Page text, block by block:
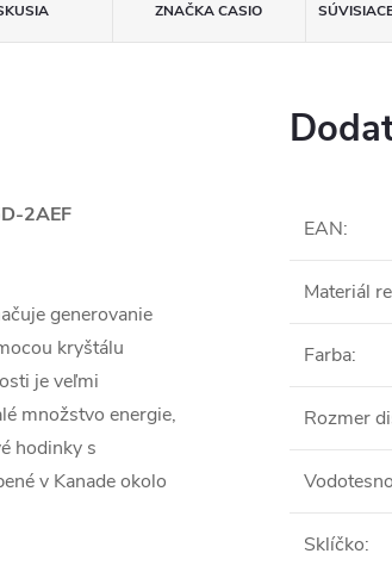
ZNAČKACASIO
2AEF
generovanie
kryštálu
je veľmi
množstvo energie,
hodinky s
v Kanade okolo
EAN:
Materiál
Farba:
Rozmer
Sklíčko: